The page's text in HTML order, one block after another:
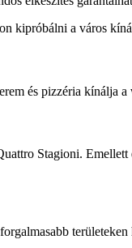
kipróbálni a város
és pizzéria kínálja
Stagioni.